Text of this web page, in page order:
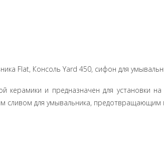
Flat, Консоль Yard 450, сифон для
керамики и предназначен для установки
сливом для умывальника, предотвращающим